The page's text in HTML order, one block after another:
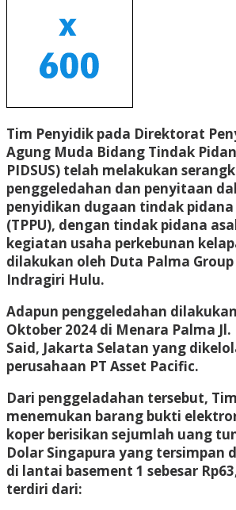
Tim Penyidik pada Direktorat
Agung Muda Bidang Tindak
PIDSUS) telah melakukan
penggeledahan dan penyitaan
penyidikan dugaan tindak
(TPPU), dengan tindak pidana
kegiatan usaha perkebunan
dilakukan oleh Duta Palma
Indragiri Hulu.
Adapun penggeledahan
Oktober 2024 di Menara Palma Jl.
Said, Jakarta Selatan yang
perusahaan PT Asset Pacific.
Dari penggeladahan tersebut,
menemukan barang bukti
koper berisikan sejumlah uang
Dolar Singapura yang tersimpan
di lantai basement 1 sebesar
terdiri dari: